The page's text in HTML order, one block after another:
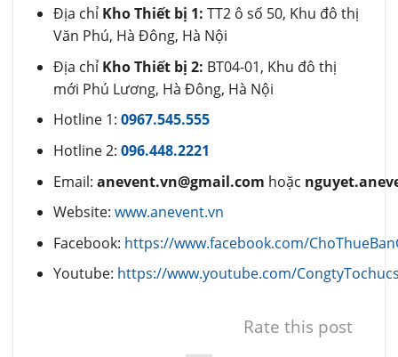
Địa chỉ Kho Thiết bị 1: TT2 ô số 50, Khu đô thị
Văn Phú, Hà Đông, Hà Nội
Địa chỉ Kho Thiết bị 2: BT04-01, Khu đô thị
mới Phú Lương, Hà Đông, Hà Nội
Hotline 1: 0967.545.555
Hotline 2: 096.448.2221
Email: anevent.vn@gmail.com hoặc
Website: www.anevent.vn
Facebook: https://www.facebook.com/
Youtube: https://www.youtube.com/
Rate this post